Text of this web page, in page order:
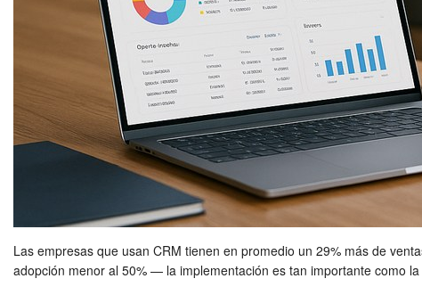
Las empresas que usan CRM tienen en promedio un 29% más de
adopción menor al 50% — la implementación es tan importante como